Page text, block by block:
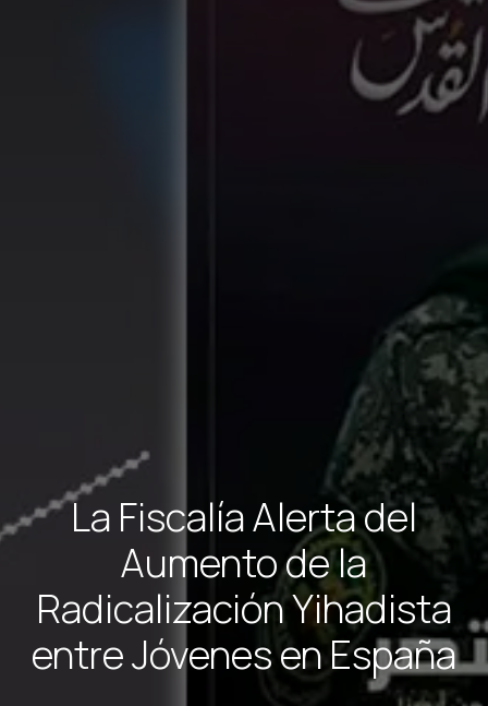
La Fiscalía Alerta del
Aumento de la
Radicalización Yihadista
entre Jóvenes en España